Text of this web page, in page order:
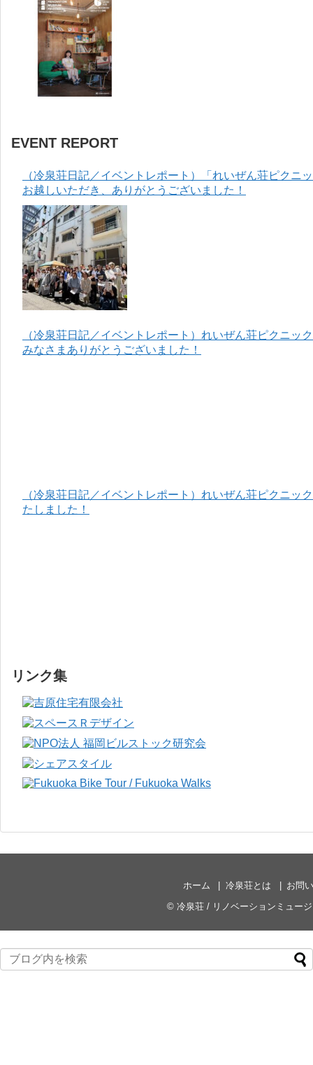
EVENT REPORT
（冷泉荘日記／イベントレポート）「れいぜん荘ピクニ
お越しいただき、ありがとうございました！
（冷泉荘日記／イベントレポート）れいぜん荘ピクニッ
みなさまありがとうございました！
（冷泉荘日記／イベントレポート）れいぜん荘ピクニッ
たしました！
リンク集
ホーム 冷泉荘とは
お問
© 冷泉荘 / リノベーションミュー